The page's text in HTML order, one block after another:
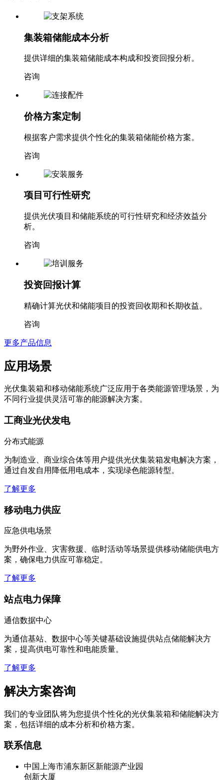
集装箱储能成本分析
提供详细的集装箱储能成本构成和投资回报分析。
咨询
价格方案定制
根据客户需求提供个性化的集装箱储能价格方案。
咨询
项目可行性研究
提供光伏项目和储能系统的可行性研究和经济效益分
析。
咨询
投资回报计算
精确计算光伏和储能项目的投资回收期和长期收益。
咨询
更多产品信息
应用场景
光伏集装箱和移动储能系统广泛应用于各类能源管理场景，为
不同行业提供灵活可靠的能源解决方案。
工商业光伏发电
分布式能源
为制造业、商业综合体等用户提供光伏集装箱发电解决方案，
通过自发自用降低用电成本，实现绿色能源转型。
了解更多
移动电力供应
应急供电场景
为野外作业、灾害救援、临时活动等场景提供移动储能供电方
案，确保电力供应可靠稳定。
了解更多
站点电力保障
通信数据中心
为通信基站、数据中心等关键基础设施提供站点储能解决方
案，提高供电可靠性和电能质量。
了解更多
解决方案咨询
我们的专业团队将为您提供个性化的光伏集装箱和储能解决方
案，包括详细的成本分析和价格方案。
联系信息
中国上海市浦东新区新能源产业园
创新大厦